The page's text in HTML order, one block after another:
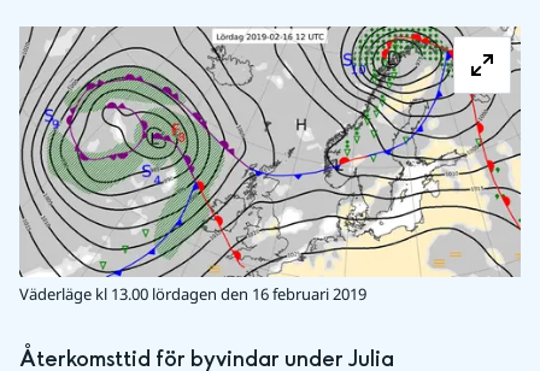
Väderläge kl 13.00 lördagen den 16 februari 2019
Återkomsttid för byvindar under Julia